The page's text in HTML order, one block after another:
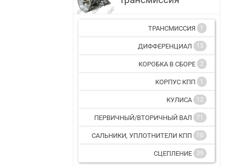
ТРАНСМИССИЯ 1
ДИФФЕРЕНЦИАЛ 15
КОРОБКА В СБОРЕ 2
КОРПУС КПП 1
КУЛИСА 12
ПЕРВИЧНЫЙ/ВТОРИЧНЫЙ ВАЛ 71
САЛЬНИКИ, УПЛОТНИТЕЛИ КПП 10
СЦЕПЛЕНИЕ 39